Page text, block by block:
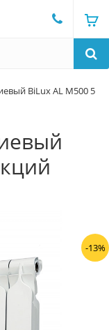
BiLux AL M500 5
-13%